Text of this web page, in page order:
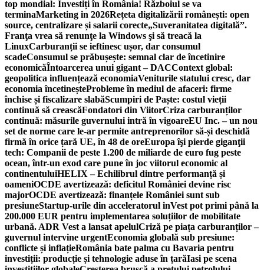
top mondial: Investiți în România! Războiul se va
terminaMarketing in 2026Rețeta digitalizării românești: open
source, centralizare și salarii corecte„Suveranitatea digitală”.
Franţa vrea să renunţe la Windows şi să treacă la
LinuxCarburanții se ieftinesc ușor, dar consumul
scadeConsumul se prăbușește: semnal clar de încetinire
economicăÎntoarcerea unui gigant – DACContext global:
geopolitica influențează economiaVeniturile statului cresc, dar
economia încetineșteProbleme în mediul de afaceri: firme
închise și fiscalizare slabăScumpiri de Paște: costul vieții
continuă să creascăFondatori din ViitorCriza carburanților
continuă: măsurile guvernului intră în vigoareEU Inc. – un nou
set de norme care le-ar permite antreprenorilor să-și deschidă
firmă în orice țară UE, în 48 de oreEuropa îşi pierde giganţii
tech: Companii de peste 1.200 de miliarde de euro fug peste
ocean, într-un exod care pune în joc viitorul economic al
continentuluiHELIX – Echilibrul dintre performanță și
oameniOCDE avertizează: deficitul României devine risc
majorOCDE avertizează: finanțele României sunt sub
presiuneStartup-urile din acceleratorul inVest pot primi până la
200.000 EUR pentru implementarea soluțiilor de mobilitate
urbană. ADR Vest a lansat apelulCriză pe piața carburanților –
guvernul intervine urgentEconomia globală sub presiune:
conflicte și inflațieRomânia bate palma cu Bavaria pentru
investiții: producție și tehnologie aduse în țarăIasi pe scena